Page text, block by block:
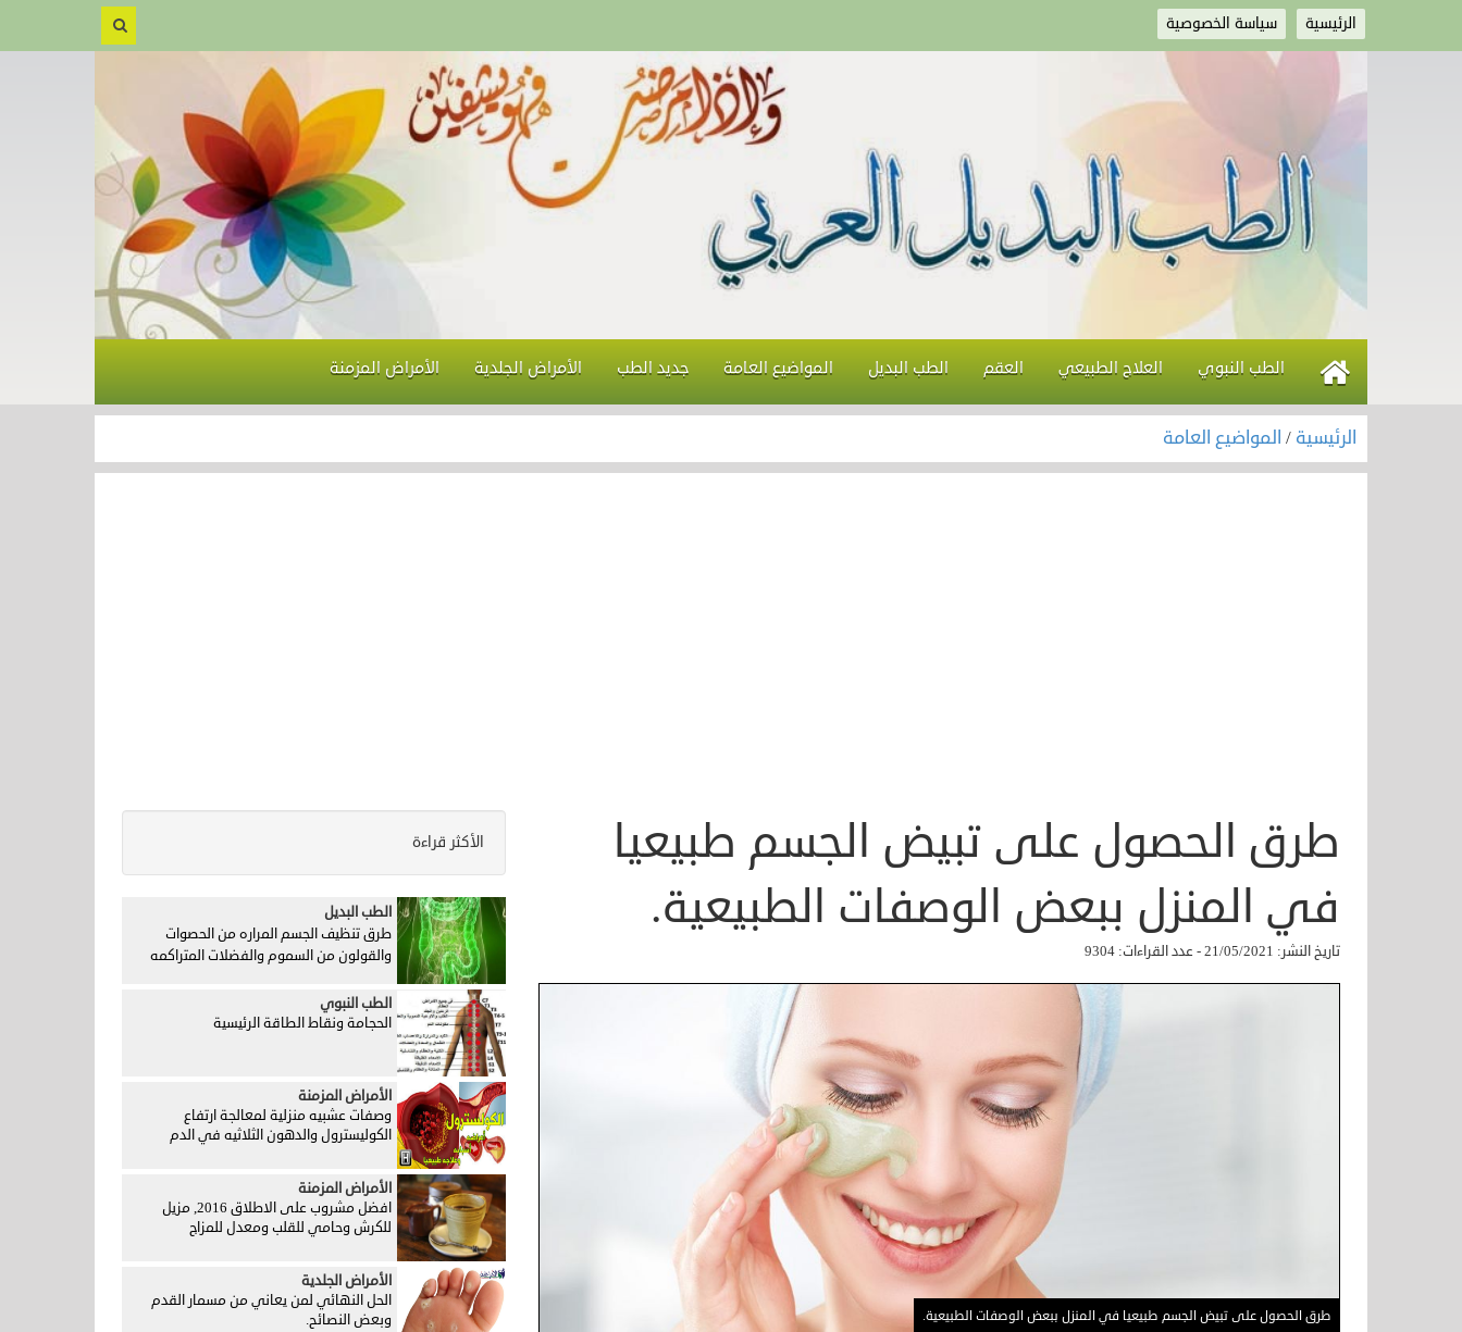
الرئيسية سياسة الخصوصية
الطب النبوي العلاج الطبيعي العقم الطب البديل المواضيع العامة جديد الطب الأمراض الجلدية الأمراض المزمنة
الرئيسية / المواضيع العامة
طرق الحصول على تبيض الجسم طبيعيا
في المنزل ببعض الوصفات الطبيعية.
تاريخ النشر: 21/05/2021 - عدد القراءات: 9304
طرق الحصول على تبيض الجسم طبيعيا في المنزل ببعض الوصفات الطبيعية.
الأكثر قراءة
الطب البديل
طرق تنظيف الجسم المراره من الحصوات
والقولون من السموم والفضلات المتراكمه
الطب النبوي
الحجامة ونقاط الطاقة الرئيسية
الأمراض المزمنة
وصفات عشبيه منزلية لمعالجة ارتفاع
الكوليسترول والدهون الثلاثيه في الدم
الأمراض المزمنة
افضل مشروب على الاطلاق 2016, مزيل
للكرش وحامي للقلب ومعدل للمزاج
الأمراض الجلدية
الحل النهائي لمن يعاني من مسمار القدم
وبعض النصائح.